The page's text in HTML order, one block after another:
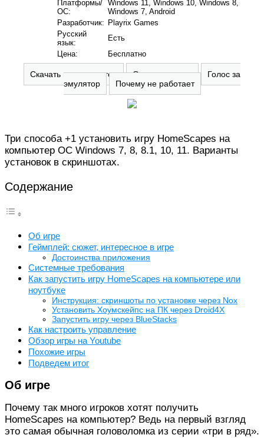
Платформы/
ОС:
Windows 11, Windows 10, Windows 8,
Windows 7, Android
Разработчик: Playrix Games
Русский
язык:
Есть
Цена:
Бесплатно
Скачать на компьютер Оставить отзыв
Голос за
эмулятор
Почему не работает
Три способа +1 установить игру HomeScapes на
компьютер ОС Windows 7, 8, 8.1, 10, 11. Варианты
установок в скриншотах.
Содержание
Об игре
Геймплей: сюжет, интересное в игре
Достоинства приложения
Системные требования
Как запустить игру HomeScapes на компьютере или
ноутбуке
Инструкция: скриншоты по установке через Nox
Установить Хоумскейпс на ПК через Droid4X
Запустить игру через BlueStacks
Как настроить управление
Обзор игры на Youtube
Похожие игры
Подведем итог
Об игре
Почему так много игроков хотят получить
HomeScapes на компьютер? Ведь на первый взгляд
это самая обычная головоломка из серии «три в ряд».